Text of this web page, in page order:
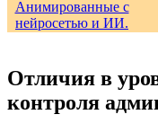
Отличия в
контроля